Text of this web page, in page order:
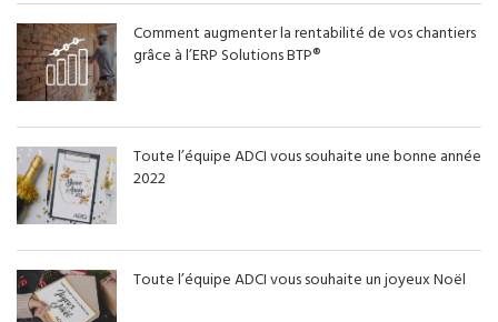
Comment augmenter la rentabilité de vos chantiers
grâce à l’ERP Solutions BTP®
Toute l’équipe ADCI vous souhaite une bonne année
2022
Toute l’équipe ADCI vous souhaite un joyeux Noël